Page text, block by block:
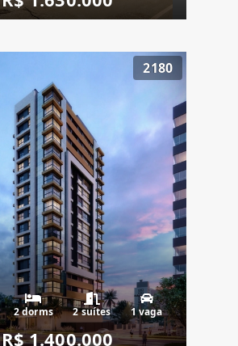
2180
2 dorms 2 suítes 1 vaga
R$ 1.400.000